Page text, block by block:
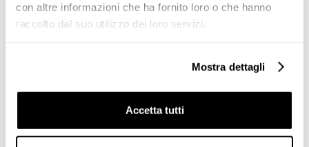
con altre informazioni che ha fornito loro o che hanno
raccolto dal suo utilizzo dei loro servizi.
Mostra dettagli
Accetta tutti